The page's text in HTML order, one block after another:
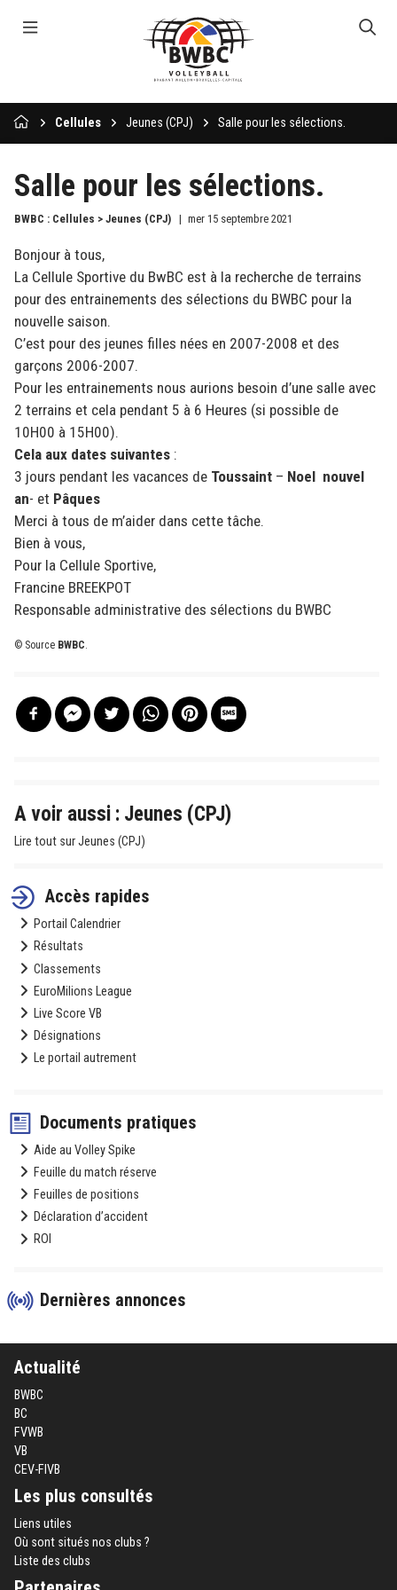
Cellules Jeunes (CPJ) Salle pour les sélections.
Salle pour les sélections.
BWBC : Cellules > Jeunes (CPJ) mer 15 septembre 2021
Bonjour à tous,
La Cellule Sportive du BwBC est à la recherche de terrains
pour des entrainements des sélections du BWBC pour la
nouvelle saison.
C’est pour des jeunes filles nées en 2007-2008 et des
garçons 2006-2007.
Pour les entrainements nous aurions besoin d’une salle avec
2 terrains et cela pendant 5 à 6 Heures (si possible de
10H00 à 15H00).
Cela aux dates suivantes :
3 jours pendant les vacances de Toussaint – Noel nouvel
an- et Pâques
Merci à tous de m’aider dans cette tâche.
Bien à vous,
Pour la Cellule Sportive,
Francine BREEKPOT
Responsable administrative des sélections du BWBC
© Source BWBC
A voir aussi : Jeunes (CPJ)
Lire tout sur Jeunes (CPJ)
Accès rapides
Portail Calendrier
Résultats
Classements
EuroMilions League
Live Score VB
Désignations
Le portail autrement
Documents pratiques
Aide au Volley Spike
Feuille du match réserve
Feuilles de positions
Déclaration d’accident
ROI
Dernières annonces
Actualité
BWBC
BC
FVWB
VB
CEV-FIVB
Les plus consultés
Liens utiles
Où sont situés nos clubs ?
Liste des clubs